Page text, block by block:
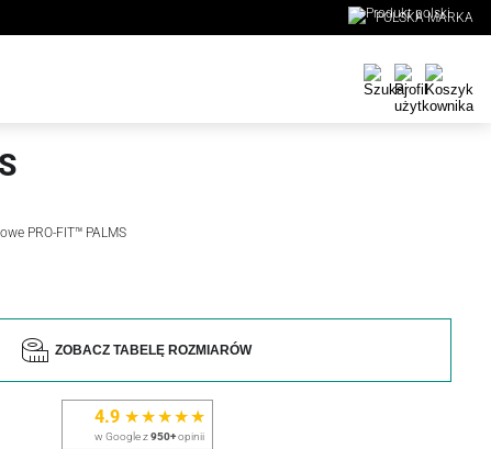
POLSKA MARKA
PRO-FIT™ PALMS
ZOBACZ TABELĘ ROZMIARÓW
4.9 ★★★★★
w Google z950+opinii